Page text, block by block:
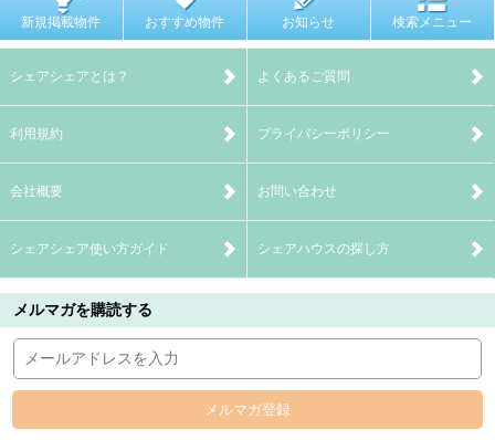
新規掲載物件 おすすめ物件 お知らせ 検索メニュー
シェアシェアとは？ よくあるご質問
利用規約 プライバシーポリシー
会社概要 お問い合わせ
シェアシェア使い方ガイド シェアハウスの探し方
メルマガを購読する
メルマガ登録